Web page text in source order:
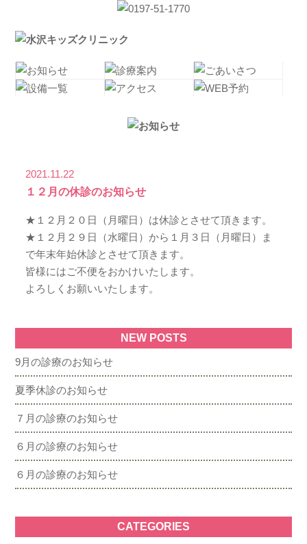
2021.11.22
１２月の休診のお知らせ
★１２月２０日（月曜日）は休診とさせて頂きます。
★１２月２９日（水曜日）から１月３日（月曜日）ま
で年末年始休診とさせて頂きます。
皆様にはご不便をおかけいたします。
よろしくお願いいたします。
NEW POSTS
9月の診療のお知らせ
夏季休診のお知らせ
７月の診療のお知らせ
６月の診療のお知らせ
６月の診療のお知らせ
CATEGORIES